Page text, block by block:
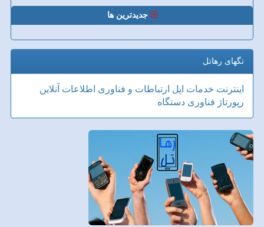
جدیدترین ها
تگهای رهاتل
اینترنت خدمات اپل ارتباطات و فناوری اطلاعات آنلاین
رپورتاژ فناوری دستگاه